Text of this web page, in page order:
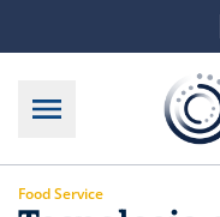
Food Service